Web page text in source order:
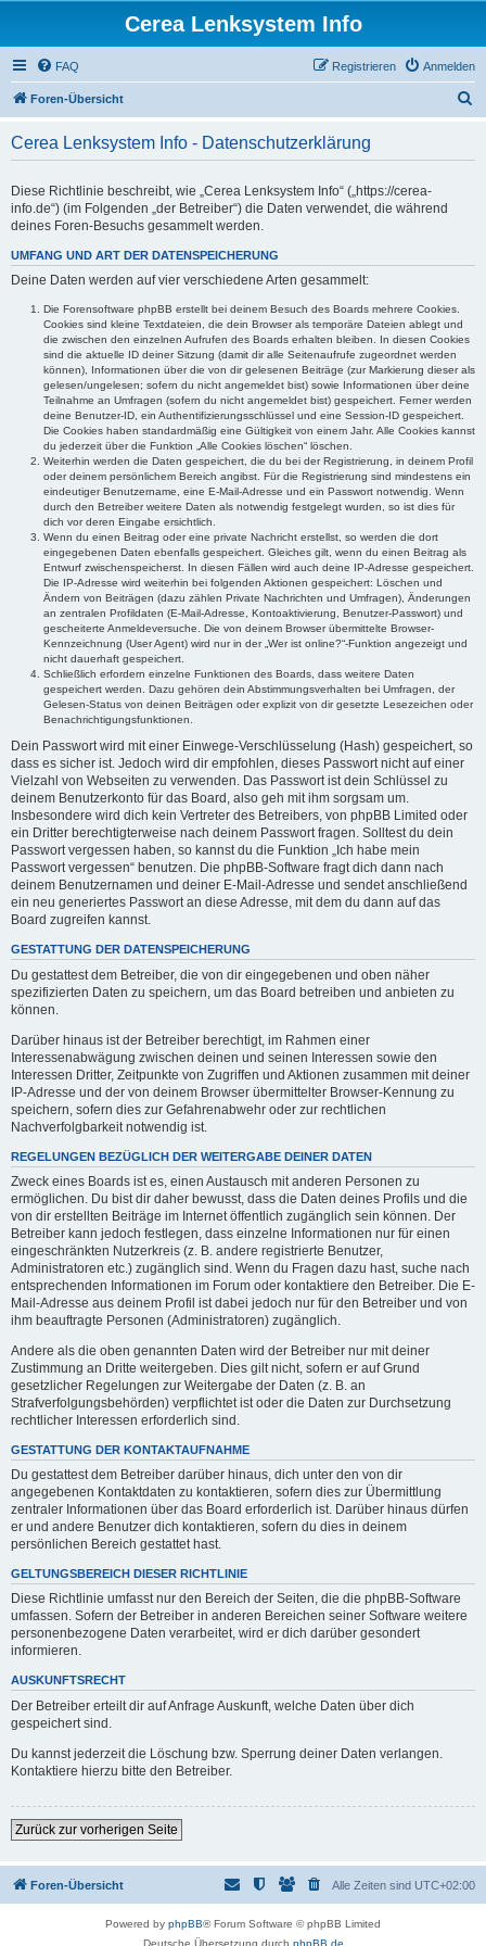
Cerea Lenksystem Info
FAQ Anmelden
Registrieren
Foren-Übersicht
Cerea Lenksystem Info - Datenschutzerklärung
Diese Richtlinie beschreibt, wie „Cerea Lenksystem Info“ („https://cerea-
info.de“) (im Folgenden „der Betreiber“) die Daten verwendet, die während
deines Foren-Besuchs gesammelt werden.
UMFANG UND ART DER DATENSPEICHERUNG
Deine Daten werden auf vier verschiedene Arten gesammelt:
Die Forensoftware phpBB erstellt bei deinem Besuch des Boards mehrere Cookies.
Cookies sind kleine Textdateien, die dein Browser als temporäre Dateien ablegt und
die zwischen den einzelnen Aufrufen des Boards erhalten bleiben. In diesen Cookies
sind die aktuelle ID deiner Sitzung (damit dir alle Seitenaufrufe zugeordnet werden
können), Informationen über die von dir gelesenen Beiträge (zur Markierung dieser als
gelesen/ungelesen; sofern du nicht angemeldet bist) sowie Informationen über deine
Teilnahme an Umfragen (sofern du nicht angemeldet bist) gespeichert. Ferner werden
deine Benutzer-ID, ein Authentifizierungsschlüssel und eine Session-ID gespeichert.
Die Cookies haben standardmäßig eine Gültigkeit von einem Jahr. Alle Cookies kannst
du jederzeit über die Funktion „Alle Cookies löschen“ löschen.
Weiterhin werden die Daten gespeichert, die du bei der Registrierung, in deinem Profil
oder deinem persönlichem Bereich angibst. Für die Registrierung sind mindestens ein
eindeutiger Benutzername, eine E-Mail-Adresse und ein Passwort notwendig. Wenn
durch den Betreiber weitere Daten als notwendig festgelegt wurden, so ist dies für
dich vor deren Eingabe ersichtlich.
Wenn du einen Beitrag oder eine private Nachricht erstellst, so werden die dort
eingegebenen Daten ebenfalls gespeichert. Gleiches gilt, wenn du einen Beitrag als
Entwurf zwischenspeicherst. In diesen Fällen wird auch deine IP-Adresse gespeichert.
Die IP-Adresse wird weiterhin bei folgenden Aktionen gespeichert: Löschen und
Ändern von Beiträgen (dazu zählen Private Nachrichten und Umfragen), Änderungen
an zentralen Profildaten (E-Mail-Adresse, Kontoaktivierung, Benutzer-Passwort) und
gescheiterte Anmeldeversuche. Die von deinem Browser übermittelte Browser-
Kennzeichnung (User Agent) wird nur in der „Wer ist online?“-Funktion angezeigt und
nicht dauerhaft gespeichert.
Schließlich erfordern einzelne Funktionen des Boards, dass weitere Daten
gespeichert werden. Dazu gehören dein Abstimmungsverhalten bei Umfragen, der
Gelesen-Status von deinen Beiträgen oder explizit von dir gesetzte Lesezeichen oder
Benachrichtigungsfunktionen.
Dein Passwort wird mit einer Einwege-Verschlüsselung (Hash) gespeichert, so
dass es sicher ist. Jedoch wird dir empfohlen, dieses Passwort nicht auf einer
Vielzahl von Webseiten zu verwenden. Das Passwort ist dein Schlüssel zu
deinem Benutzerkonto für das Board, also geh mit ihm sorgsam um.
Insbesondere wird dich kein Vertreter des Betreibers, von phpBB Limited oder
ein Dritter berechtigterweise nach deinem Passwort fragen. Solltest du dein
Passwort vergessen haben, so kannst du die Funktion „Ich habe mein
Passwort vergessen“ benutzen. Die phpBB-Software fragt dich dann nach
deinem Benutzernamen und deiner E-Mail-Adresse und sendet anschließend
ein neu generiertes Passwort an diese Adresse, mit dem du dann auf das
Board zugreifen kannst.
GESTATTUNG DER DATENSPEICHERUNG
Du gestattest dem Betreiber, die von dir eingegebenen und oben näher
spezifizierten Daten zu speichern, um das Board betreiben und anbieten zu
können.
Darüber hinaus ist der Betreiber berechtigt, im Rahmen einer
Interessenabwägung zwischen deinen und seinen Interessen sowie den
Interessen Dritter, Zeitpunkte von Zugriffen und Aktionen zusammen mit deiner
IP-Adresse und der von deinem Browser übermittelter Browser-Kennung zu
speichern, sofern dies zur Gefahrenabwehr oder zur rechtlichen
Nachverfolgbarkeit notwendig ist.
REGELUNGEN BEZÜGLICH DER WEITERGABE DEINER DATEN
Zweck eines Boards ist es, einen Austausch mit anderen Personen zu
ermöglichen. Du bist dir daher bewusst, dass die Daten deines Profils und die
von dir erstellten Beiträge im Internet öffentlich zugänglich sein können. Der
Betreiber kann jedoch festlegen, dass einzelne Informationen nur für einen
eingeschränkten Nutzerkreis (z. B. andere registrierte Benutzer,
Administratoren etc.) zugänglich sind. Wenn du Fragen dazu hast, suche nach
entsprechenden Informationen im Forum oder kontaktiere den Betreiber. Die E-
Mail-Adresse aus deinem Profil ist dabei jedoch nur für den Betreiber und von
ihm beauftragte Personen (Administratoren) zugänglich.
Andere als die oben genannten Daten wird der Betreiber nur mit deiner
Zustimmung an Dritte weitergeben. Dies gilt nicht, sofern er auf Grund
gesetzlicher Regelungen zur Weitergabe der Daten (z. B. an
Strafverfolgungsbehörden) verpflichtet ist oder die Daten zur Durchsetzung
rechtlicher Interessen erforderlich sind.
GESTATTUNG DER KONTAKTAUFNAHME
Du gestattest dem Betreiber darüber hinaus, dich unter den von dir
angegebenen Kontaktdaten zu kontaktieren, sofern dies zur Übermittlung
zentraler Informationen über das Board erforderlich ist. Darüber hinaus dürfen
er und andere Benutzer dich kontaktieren, sofern du dies in deinem
persönlichen Bereich gestattet hast.
GELTUNGSBEREICH DIESER RICHTLINIE
Diese Richtlinie umfasst nur den Bereich der Seiten, die die phpBB-Software
umfassen. Sofern der Betreiber in anderen Bereichen seiner Software weitere
personenbezogene Daten verarbeitet, wird er dich darüber gesondert
informieren.
AUSKUNFTSRECHT
Der Betreiber erteilt dir auf Anfrage Auskunft, welche Daten über dich
gespeichert sind.
Du kannst jederzeit die Löschung bzw. Sperrung deiner Daten verlangen.
Kontaktiere hierzu bitte den Betreiber.
Zurück zur vorherigen Seite
Foren-Übersicht Alle Zeiten sind UTC+02:00
Powered by phpBB® Forum Software © phpBB Limited
Deutsche Übersetzung durch phpBB.de